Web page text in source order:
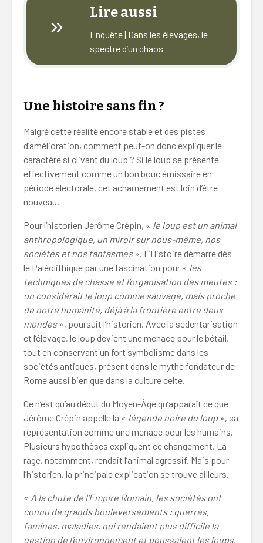
Lire aussi
Enquête | Dans les élevages, le
spectre d’un chaos
Une histoire sans fin ?
Malgré cette réalité encore stable et des pistes
d’amélioration, comment peut-on donc expliquer le
caractère si clivant du loup ? Si le loup se présente
effectivement comme un bon bouc émissaire en
période électorale, cet acharnement est loin d’être
nouveau.
Pour l’historien Jérôme Crépin, « le loup est un animal
anthropologique, un miroir sur nous-même, nos
sociétés et nos fantasmes». L’Histoire démarre dès
le Paléolithique par une fascination pour « les
techniques de chasse et l’organisation des meutes :
on considérait le loup comme sauvage, mais proche
de notre humanité, déjà à la frontière entre deux
mondes», poursuit l’historien. Avec la sédentarisation
et l’élevage, le loup devient une menace pour le bétail,
tout en conservant un fort symbolisme dans les
sociétés antiques, présent dans le mythe fondateur de
Rome aussi bien que dans la culture celte.
Ce n’est qu’au début du Moyen-Âge qu’apparaît ce que
Jérôme Crépin appelle la « légende noire du loup », sa
représentation comme une menace pour les humains.
Plusieurs hypothèses expliquent ce changement. La
rage, notamment, rendait l’animal agressif. Mais pour
l’historien, la principale explication se trouve ailleurs.
« À la chute de l’Empire Romain, les sociétés ont
connu de grands bouleversements : guerres,
famines, maladies, qui rendaient plus difficile la
gestion de l’environnement et poussaient les loups